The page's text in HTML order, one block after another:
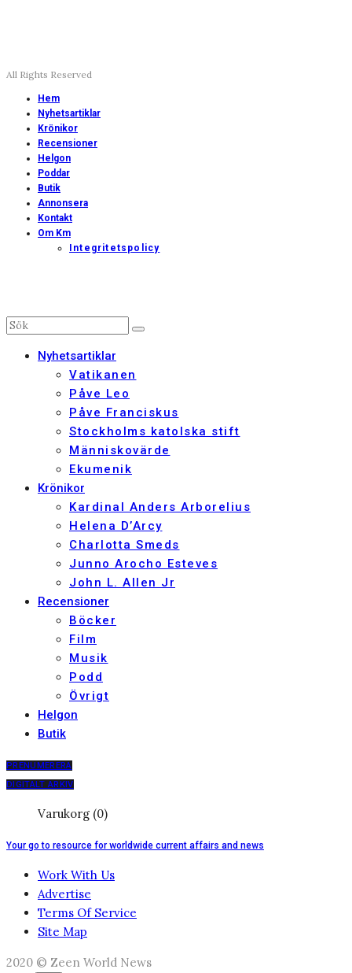
All Rights Reserved
Hem
Nyhetsartiklar
Krönikor
Recensioner
Helgon
Poddar
Butik
Annonsera
Kontakt
Om Km
Integritetspolicy
Nyhetsartiklar
Vatikanen
Påve Leo
Påve Franciskus
Stockholms katolska stift
Människovärde
Ekumenik
Krönikor
Kardinal Anders Arborelius
Helena D’Arcy
Charlotta Smeds
Junno Arocho Esteves
John L. Allen Jr
Recensioner
Böcker
Film
Musik
Podd
Övrigt
Helgon
Butik
PRENUMERERA
DIGITALT ARKIV
Varukorg (0)
Your go to resource for worldwide current affairs and news
Work With Us
Advertise
Terms Of Service
Site Map
2020 © Zeen World News